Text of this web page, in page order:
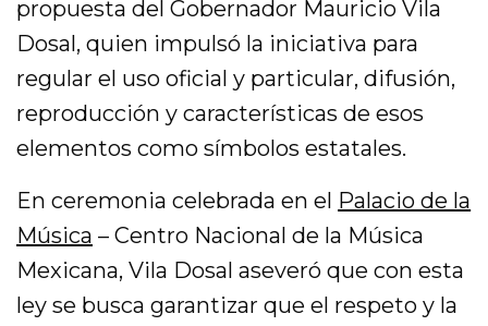
propuesta del Gobernador Mauricio Vila
Dosal, quien impulsó la iniciativa para
regular el uso oficial y particular, difusión,
reproducción y características de esos
elementos como símbolos estatales.
En ceremonia celebrada en el Palacio de la
Música – Centro Nacional de la Música
Mexicana, Vila Dosal aseveró que con esta
ley se busca garantizar que el respeto y la